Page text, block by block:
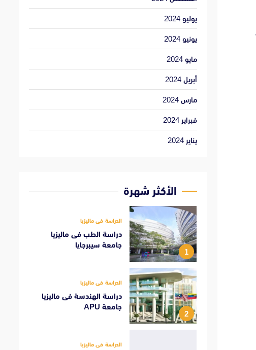
يوليو 2024
يونيو 2024
مايو 2024
أبريل 2024
مارس 2024
فبراير 2024
يناير 2024
الأكثر شهرة
1
الدراسة فى ماليزيا
دراسة الطب فى ماليزيا
جامعة سيبرجايا
2
الدراسة فى ماليزيا
دراسة الهندسة فى ماليزيا
جامعة APU
الدراسة فى ماليزيا